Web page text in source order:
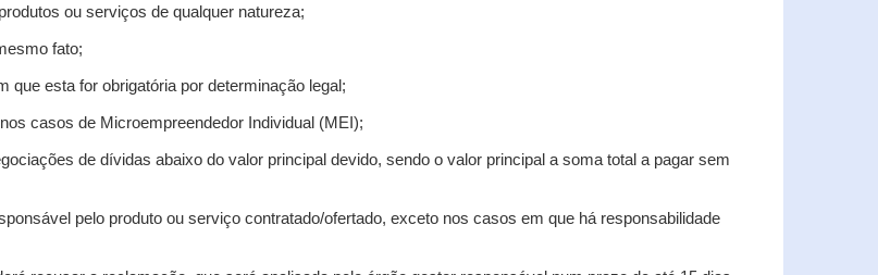
ou serviços de qualquer natureza;
fato;
que esta for obrigatória por determinação legal;
casos de Microempreendedor Individual (MEI);
de dívidas abaixo do valor principal devido, sendo o valor principal a soma total a pagar sem
pelo produto ou serviço contratado/ofertado, exceto nos casos em que há responsabilidade